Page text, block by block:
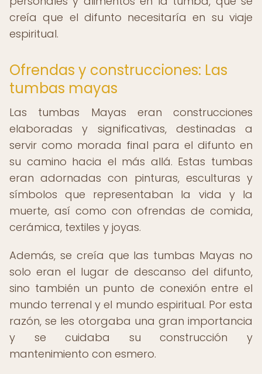
creía que el difunto necesitaría en su viaje
espiritual.
Ofrendas y construcciones: Las
tumbas mayas
Las tumbas Mayas eran construcciones
elaboradas y significativas, destinadas a
servir como morada final para el difunto en
su camino hacia el más allá. Estas tumbas
eran adornadas con pinturas, esculturas y
símbolos que representaban la vida y la
muerte, así como con ofrendas de comida,
cerámica, textiles y joyas.
Además, se creía que las tumbas Mayas no
solo eran el lugar de descanso del difunto,
sino también un punto de conexión entre el
mundo terrenal y el mundo espiritual. Por esta
razón, se les otorgaba una gran importancia
y se cuidaba su construcción y
mantenimiento con esmero.